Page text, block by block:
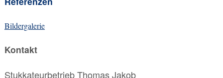
Bildergalerie
Kontakt
Stukkateurbetrieb Thomas Jakob